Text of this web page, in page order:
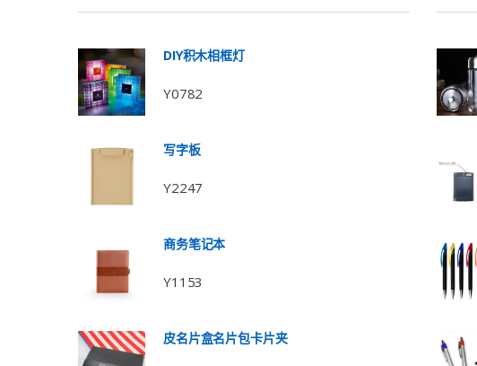
DIY积木相框灯
Y0782
写字板
Y2247
商务笔记本
Y1153
皮名片盒名片包卡片夹